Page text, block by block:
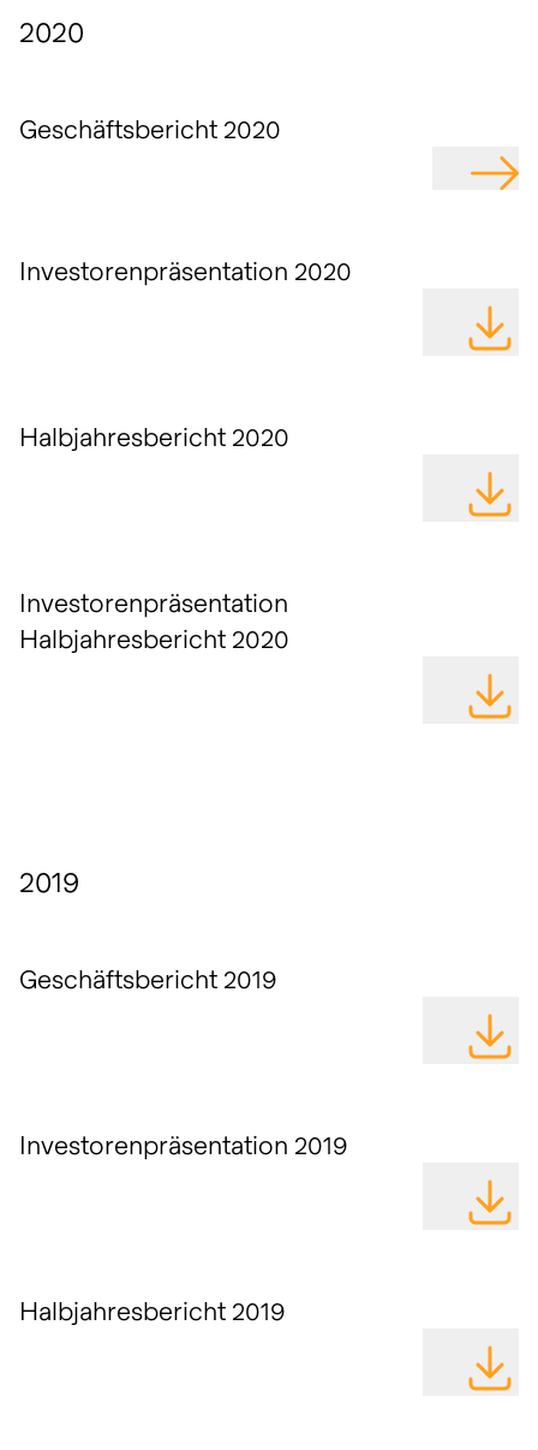
2020
Geschäftsbericht 2020
GEHE
Investorenpräsentation 2020
DATEI
Halbjahresbericht 2020
DATEI
Investorenpräsentation
Halbjahresbericht 2020
DATEI
2019
Geschäftsbericht 2019
DATEI
Investorenpräsentation 2019
DATEI
Halbjahresbericht 2019
DATEI